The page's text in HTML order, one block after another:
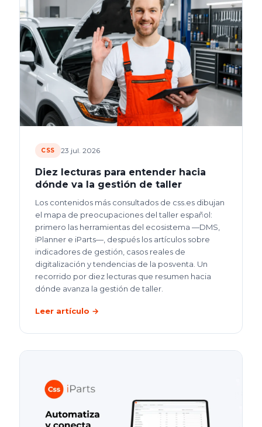
CSS 23 jul. 2026
Diez lecturas para entender hacia
dónde va la gestión de taller
Los contenidos más consultados de css.es dibujan
el mapa de preocupaciones del taller español:
primero las herramientas del ecosistema —DMS,
iPlanner e iParts—, después los artículos sobre
indicadores de gestión, casos reales de
digitalización y tendencias de la posventa. Un
recorrido por diez lecturas que resumen hacia
dónde avanza la gestión de taller.
Leer artículo →